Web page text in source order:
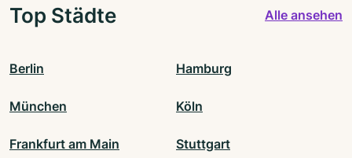
Top Städte Alle ansehen
Berlin Hamburg
München Köln
Frankfurt am Main Stuttgart